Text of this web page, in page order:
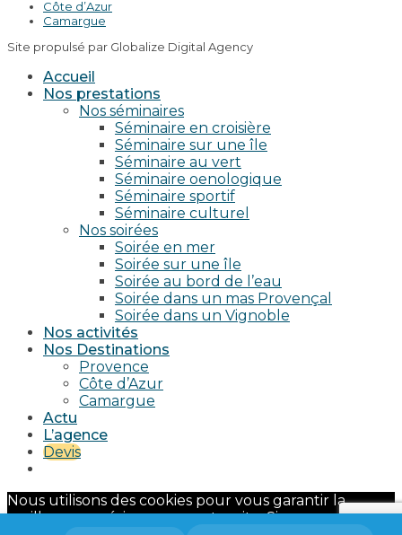
Côte d’Azur
Camargue
Site propulsé par Globalize Digital Agency
Accueil
Nos prestations
Nos séminaires
Séminaire en croisière
Séminaire sur une île
Séminaire au vert
Séminaire oenologique
Séminaire sportif
Séminaire culturel
Nos soirées
Soirée en mer
Soirée sur une île
Soirée au bord de l’eau
Soirée dans un mas Provençal
Soirée dans un Vignoble
Nos activités
Nos Destinations
Provence
Côte d’Azur
Camargue
Actu
L’agence
Devis
Nous utilisons des cookies pour vous garantir la
meilleure expérience sur notre site. Si vous continuez